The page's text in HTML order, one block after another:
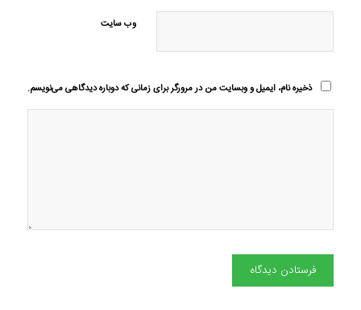
وب‌ سایت
ذخیره نام، ایمیل و وبسایت من در مرورگر برای زمانی که دوباره دیدگاهی می‌نویسم.